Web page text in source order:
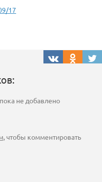
17
не добавлено
, чтобы комментировать